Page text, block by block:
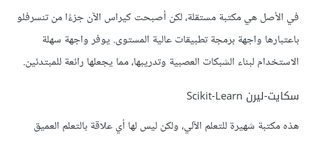
في الأصل هي مكتبة مستقلة، لكن أصبحت كيراس الآن جزءًا من تنسرفلو
باعتبارها واجهة برمجة تطبيقات عالية المستوى. يوفر واجهة سهلة
الاستخدام لبناء الشبكات العصبية وتدريبها، مما يجعلها رائعة للمبتدئين.
سكايت-ليرن Scikit-Learn
هذه مكتبة شهيرة للتعلم الآلي، ولكن ليس لها أي علاقة بالتعلم العميق